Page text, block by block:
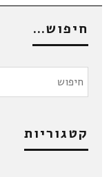
חיפוש…
קטגוריות